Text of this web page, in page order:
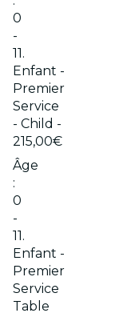
0
-
11.
Enfant -
Premier
Service
- Child -
215,00€
Âge
:
0
-
11.
Enfant -
Premier
Service
Table